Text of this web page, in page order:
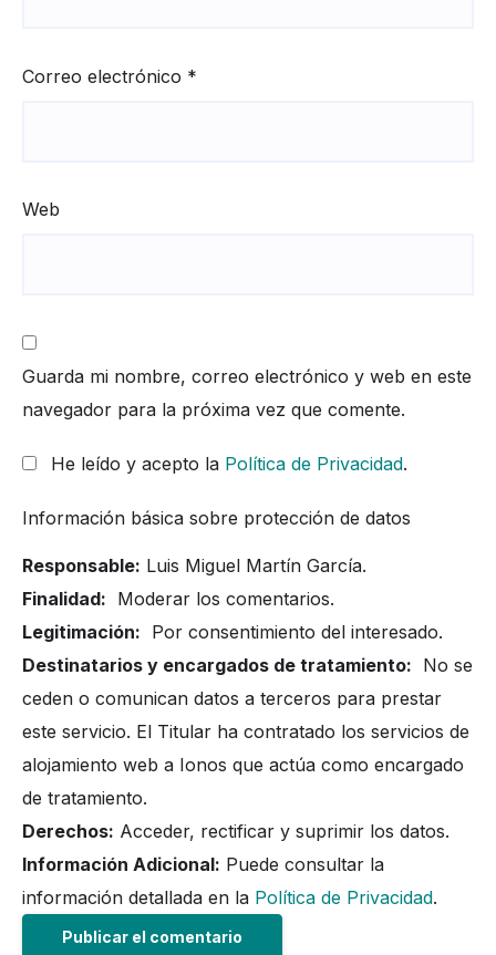
Correo electrónico *
Web
Guarda mi nombre, correo electrónico y web en este
navegador para la próxima vez que comente.
He leído y acepto la Política de Privacidad.
Información básica sobre protección de datos
Responsable: Luis Miguel Martín García.
Finalidad: Moderar los comentarios.
Legitimación: Por consentimiento del interesado.
Destinatarios y encargados de tratamiento: No se
ceden o comunican datos a terceros para prestar
este servicio. El Titular ha contratado los servicios de
alojamiento web a Ionos que actúa como encargado
de tratamiento.
Derechos: Acceder, rectificar y suprimir los datos.
Información Adicional: Puede consultar la
información detallada en la Política de Privacidad.